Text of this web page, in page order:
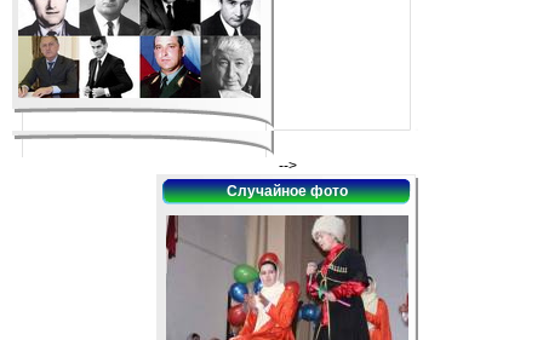
-->
Случайное фото